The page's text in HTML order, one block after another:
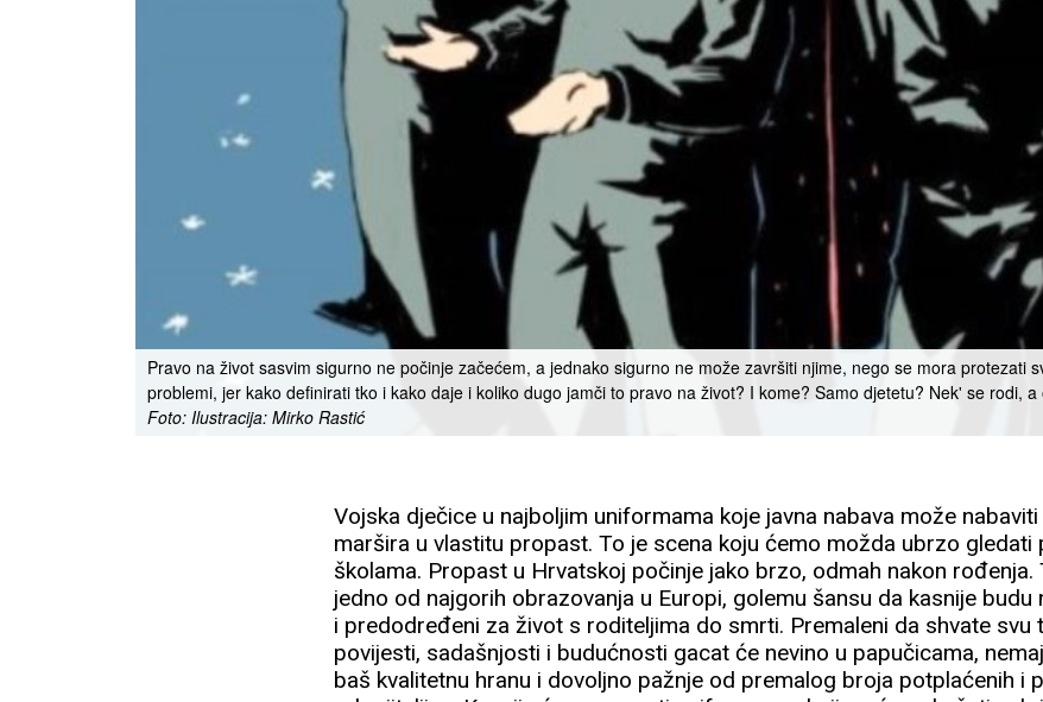
Pravo na život sasvim sigurno ne počinje začećem, a jednako sigurno ne može završiti njime, nego se mora protezati
problemi, jer kako definirati tko i kako daje i koliko dugo jamči to pravo na život? I kome? Samo djetetu? Nek' se rodi, a
Foto: Ilustracija: Mirko Rastić
Vojska dječice u najboljim uniformama koje javna nabava može
maršira u vlastitu propast. To je scena koju ćemo možda ubrzo gledati
školama. Propast u Hrvatskoj počinje jako brzo, odmah nakon rođenja.
jedno od najgorih obrazovanja u Europi, golemu šansu da kasnije budu
i predodređeni za život s roditeljima do smrti. Premaleni da shvate svu
povijesti, sadašnjosti i budućnosti gacat će nevino u papučicama,
baš kvalitetnu hranu i dovoljno pažnje od premalog broja potplaćenih i